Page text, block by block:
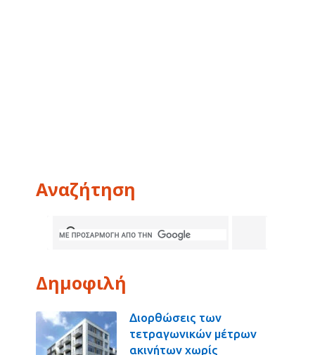
Αναζήτηση
Δημοφιλή
Διορθώσεις των
τετραγωνικών μέτρων
ακινήτων χωρίς